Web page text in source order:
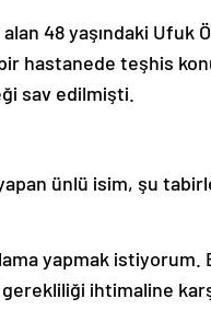
48 yaşındaki Ufuk
hastanede teşhis
sav edilmişti.
ünlü isim, şu
yapmak istiyorum.
ihtimaline